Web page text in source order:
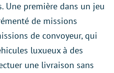
Une première dans un jeu
de missions
de convoyeur, qui
luxueux à des
une livraison sans